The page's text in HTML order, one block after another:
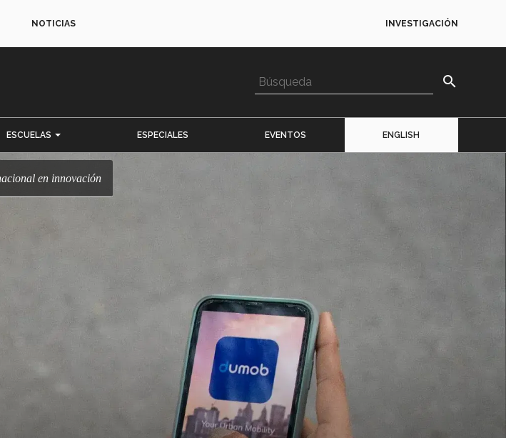
NOTICIAS INVESTIGACIÓN
search
ESCUELAS ESPECIALES EVENTOS ENGLISH
en innovación